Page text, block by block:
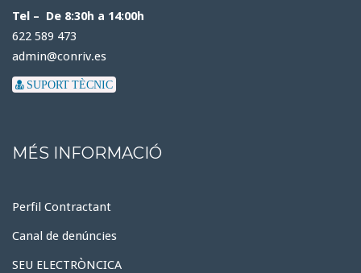
Tel – De 8:30h a 14:00h
622 589 473
admin@conriv.es
SUPORT TÈCNIC
MÉS INFORMACIÓ
Perfil Contractant
Canal de denúncies
SEU ELECTRÒNCICA